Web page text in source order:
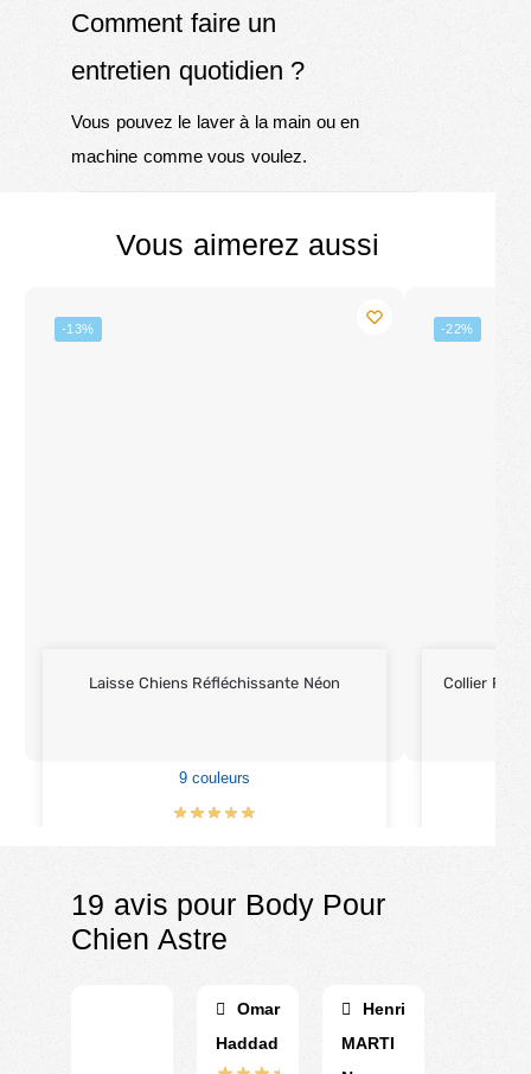
Comment faire un
entretien quotidien ?
Vous pouvez le laver à la main ou en
machine comme vous voulez.
Vous aimerez aussi
-13%
Laisse Chiens Réfléchissante Néon
9 couleurs
-22%
Collier Pour
19 avis pour Body Pour
Chien Astre
Omar
Haddad
Henri
MARTI